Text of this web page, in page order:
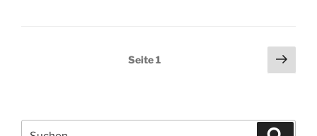
Beitragsnavigation
Seite1
Suchen